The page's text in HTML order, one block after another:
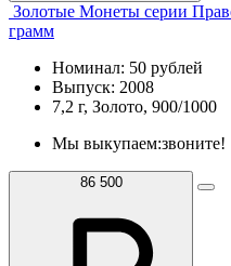
Золотые Монеты серии
грамм
Номинал: 50 рублей
Выпуск: 2008
7,2 г, Золото, 900/1000
Мы выкупаем:звоните!
86 500